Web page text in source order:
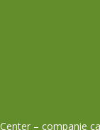
– companie